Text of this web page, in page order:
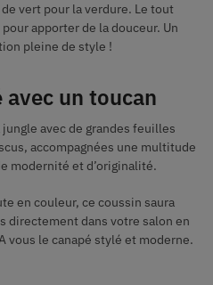
vert pour la verdure. Le tout
apporter de la douceur. Un
pleine de style !
un toucan
avec de grandes feuilles
accompagnées une multitude
modernité et d’originalité.
en couleur, ce coussin saura
directement dans votre salon en
vous le canapé stylé et moderne.